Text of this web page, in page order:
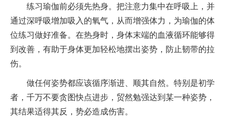
练习瑜伽前必须先热身。把注意力集中在呼吸上，并
通过深呼吸增加吸入的氧气，从而增强体力，为瑜伽的体
位练习做好准备。在热身时，身体末端的血液循环能够得
到改善，有助于身体更加轻松地摆出姿势，防止韧带的拉
伤。
做任何姿势都应该循序渐进、顺其自然。特别是初学
者，千万不要贪图快点进步，贸然勉强达到某一种姿势，
其结果适得其反，势必造成伤害。